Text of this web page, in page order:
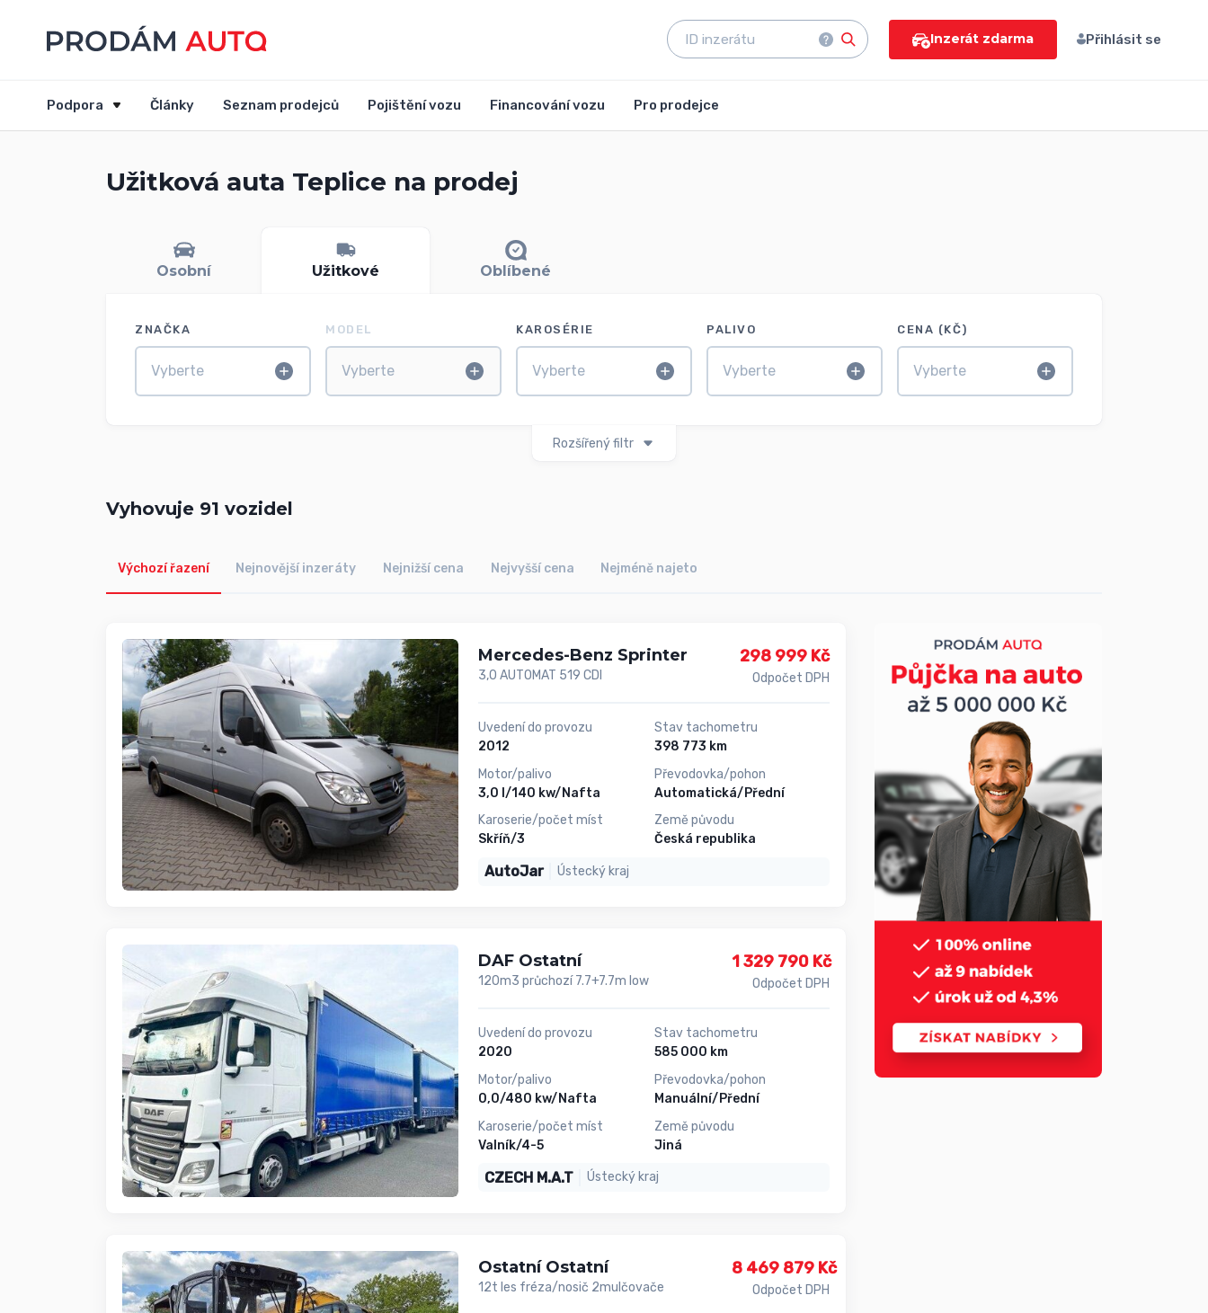
Inzerát zdarma Přihlásit se
Podpora Články Seznam prodejců Pojištění vozu Financování vozu Pro prodejce
Užitková auta Teplice na prodej
Osobní Užitkové Oblíbené
ZNAČKA MODEL KAROSÉRIE PALIVO CENA (KČ)
Rozšířený filtr
Vyhovuje 91 vozidel
Výchozí řazení Nejnovější inzeráty Nejnižší cena Nejvyšší cena Nejméně najeto
Mercedes-Benz Sprinter
3,0 AUTOMAT 519 CDI
298 999 Kč
Odpočet DPH
Uvedení do provozu
2012
Motor/palivo
3,0 l/140 kw/Nafta
Karoserie/počet míst
Skříň/3
Stav tachometru
398 773 km
Převodovka/pohon
Automatická/Přední
Země původu
Česká republika
AutoJar Ústecký kraj
DAF Ostatní
120m3 průchozí 7.7+7.7m low
1 329 790 Kč
Odpočet DPH
Uvedení do provozu
2020
Motor/palivo
0,0/480 kw/Nafta
Karoserie/počet míst
Valník/4-5
Stav tachometru
585 000 km
Převodovka/pohon
Manuální/Přední
Země původu
Jiná
CZECH M.A.T Ústecký kraj
Ostatní Ostatní
12t les fréza/nosič 2mulčovače
8 469 879 Kč
Odpočet DPH